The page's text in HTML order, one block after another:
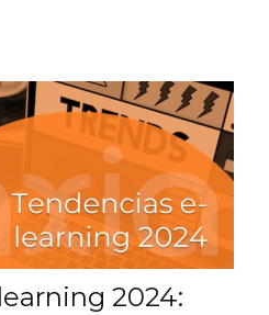
2024: